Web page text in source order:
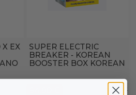
EX
SUPER ELECTRIC
BREAKER - KOREAN
BOOSTER BOX KOREAN
99,90 €